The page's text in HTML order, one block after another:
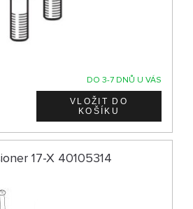
DO 3-7 DNŮ U VÁS
17-X 40105314